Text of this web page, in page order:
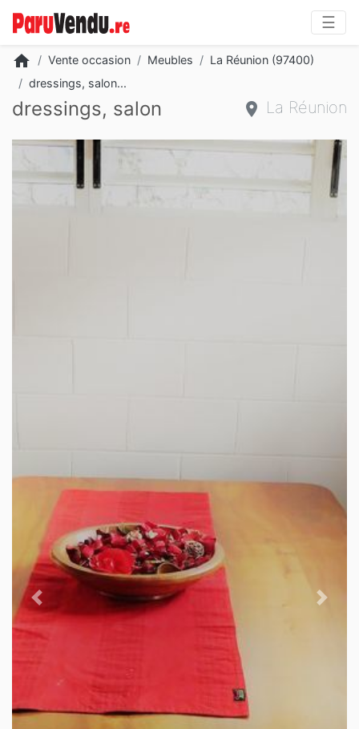
☰
home
Vente occasion Meubles
La Réunion (97400)
dressings, salon...
dressings, salon La Réunion
Slide 2 of 3
Previous Next